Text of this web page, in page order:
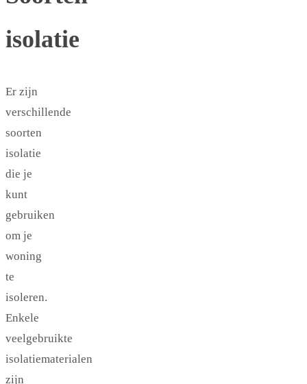
isolatie
Er zijn
verschillende
soorten
isolatie
die je
kunt
gebruiken
om je
woning
te
isoleren.
Enkele
veelgebruikte
isolatiematerialen
zijn